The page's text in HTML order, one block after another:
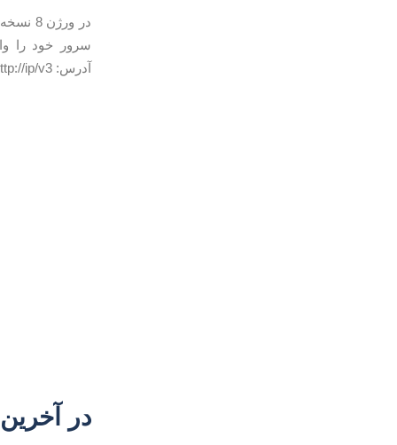
در ورژن 8 نسخه Antivirus عدد 22 را به 24 تغییر دهید. با این کار دکمه
سرور خود را
آدرس: http://ip/v3 یا http://ip/v8 را در update servers بنویسید و گزینه add را بزنید.
در